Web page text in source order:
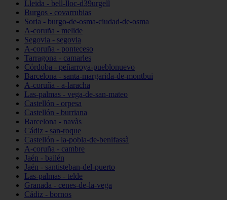
Lleida - bell-lloc-d39urgell
Burgos - covarrubias
Soria - burgo-de-osma-ciudad-de-osma
A-coruña - melide
Segovia - segovia
A-coruña - ponteceso
Tarragona - camarles
Córdoba - peñarroya-pueblonuevo
Barcelona - santa-margarida-de-montbui
A-coruña - a-laracha
Las-palmas - vega-de-san-mateo
Castellón - orpesa
Castellón - burriana
Barcelona - navàs
Cádiz - san-roque
Castellón - la-pobla-de-benifassà
A-coruña - cambre
Jaén - bailén
Jaén - santisteban-del-puerto
Las-palmas - telde
Granada - cenes-de-la-vega
Cádiz - bornos